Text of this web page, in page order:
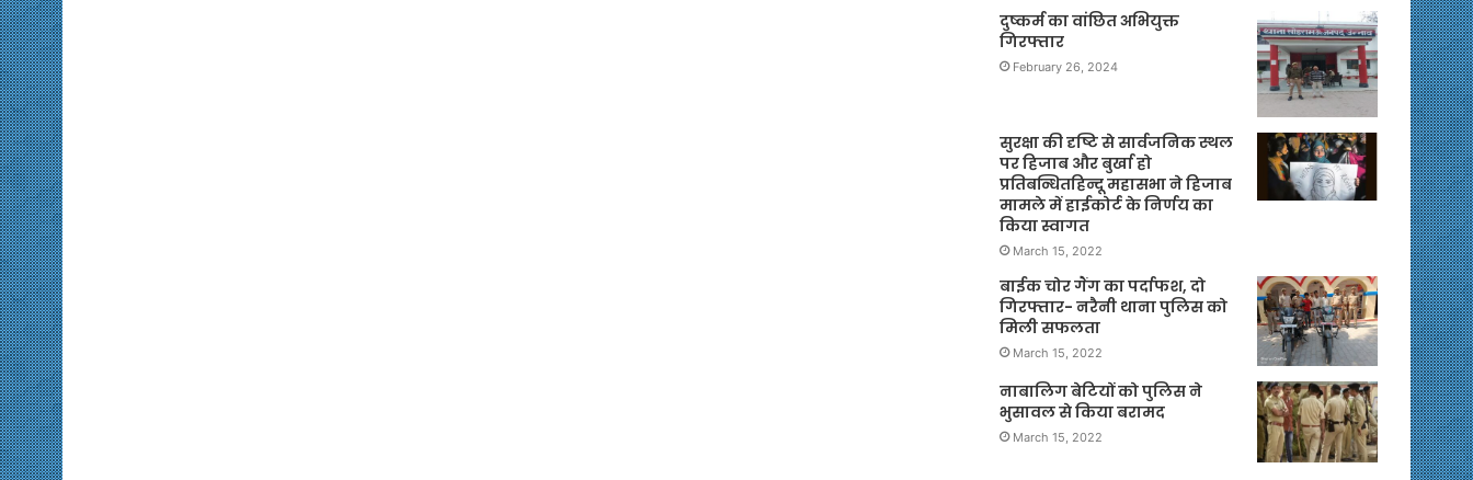
दुष्कर्म का वांछित अभियुक्त
गिरफ्तार
February 26, 2024
सुरक्षा की दृष्टि से सार्वजनिक स्थल
पर हिजाब और बुर्खा हो
प्रतिबन्धितहिन्दू महासभा ने हिजाब
मामले में हाईकोर्ट के निर्णय का
किया स्वागत
March 15, 2022
बाईक चोर गैंग का पर्दाफश, दो
गिरफ्तार- नरैनी थाना पुलिस को
मिली सफलता
March 15, 2022
नाबालिग बेटियों को पुलिस ने
भुसावल से किया बरामद
March 15, 2022